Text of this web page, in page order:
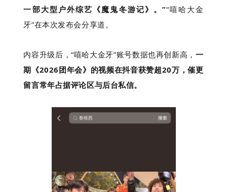
一部大型户外综艺《魔鬼冬游记》。”“嘻哈大金
牙”在本次发布会分享道。
内容升级后，“嘻哈大金牙”账号数据也再创新高，一
期《2026团年会》的视频在抖音获赞超20万，催更
留言常年占据评论区与后台私信。